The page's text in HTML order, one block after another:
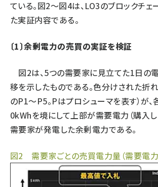
タンデム (140)
ている。図2〜図4は、LO3のブロックチ
た実証内容である。
〔1〕余剰電力の売買の実証を検証
図2は、5つの需要家に見立てた1日の
移を示したものである。色分けされた折
のP1〜P5。Pはプロシューマを表す）が、
0kWhを境にして上部が需要電力（購入し
需要家が発電した余剰電力である。
図2 需要家ごとの売買電力量（需要電力